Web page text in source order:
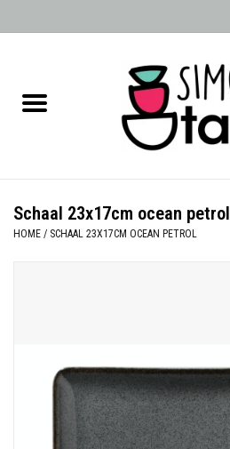
Albast waxinehouders van Zenza
Over Simon's Tafel
Schaal 23x17cm ocean petrol
HOME / SCHAAL 23X17CM OCEAN PETROL